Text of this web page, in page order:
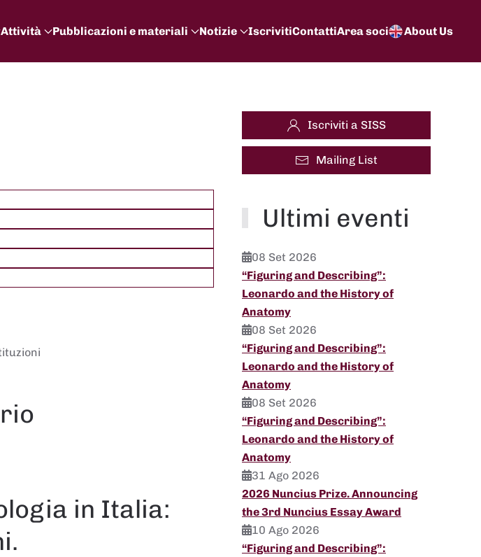
Attività Pubblicazioni e materiali Notizie IscrivitiContattiArea soci About Us
in Italia:
Iscriviti a SISS
Mailing List
Ultimi eventi
08 Set 2026
“Figuring and Describing”:
Leonardo and the History of
Anatomy
08 Set 2026
“Figuring and Describing”:
Leonardo and the History of
Anatomy
08 Set 2026
“Figuring and Describing”:
Leonardo and the History of
Anatomy
31 Ago 2026
2026 Nuncius Prize. Announcing
the 3rd Nuncius Essay Award
10 Ago 2026
“Figuring and Describing”: